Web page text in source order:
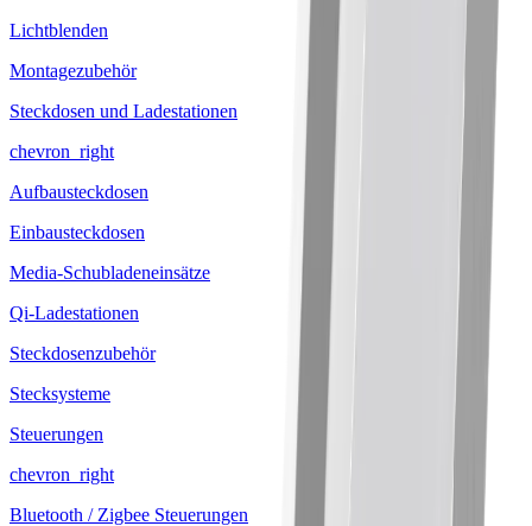
Lichtblenden
Montagezubehör
Steckdosen und Ladestationen
chevron_right
Aufbausteckdosen
Einbausteckdosen
Media-Schubladeneinsätze
Qi-Ladestationen
Steckdosenzubehör
Stecksysteme
Steuerungen
chevron_right
Bluetooth / Zigbee Steuerungen